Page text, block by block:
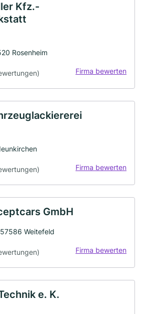
Kfz.-
Rosenheim
Firma bewerten
Firma bewerten
GmbH
Weitefeld
Firma bewerten
e. K.